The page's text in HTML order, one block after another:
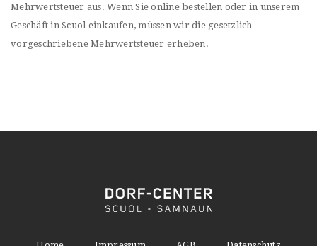
Mehrwertsteuer aus. Wenn Sie online bestellen oder in unserem
Geschäft in Scuol einkaufen, müssen wir die gesetzlich
vorgeschriebene Mehrwertsteuer erheben.